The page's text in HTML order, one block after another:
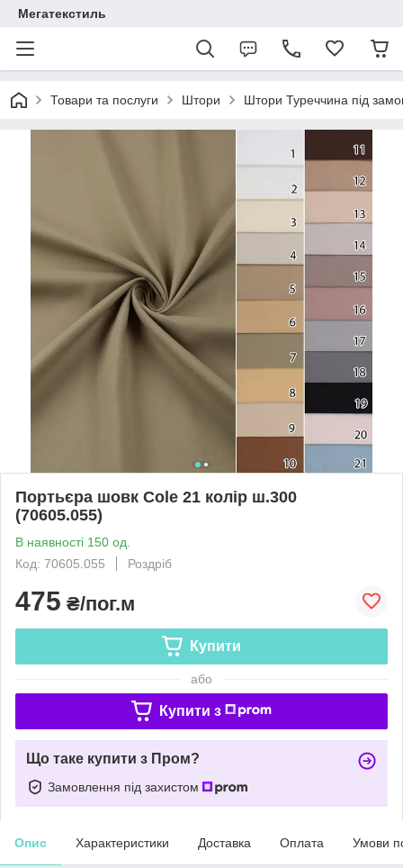
Мегатекстиль
Товари та послуги Штори Штори Туреччина під
Портьєра шовк Cole 21 колір ш.300
(70605.055)
В наявності 150 од.
Код: 70605.055
Роздріб
475 ₴/пог.м
Купити
або
Купити з
Що таке купити з Пром?
Замовлення під захистом
Опис Характеристики Доставка Оплата Умови